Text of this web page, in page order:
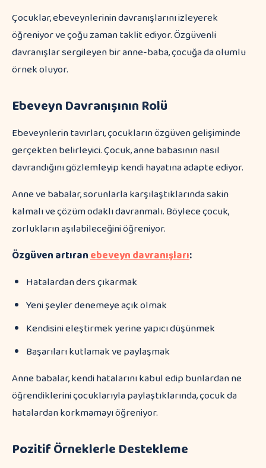
Çocuklar, ebeveynlerinin davranışlarını izleyerek
öğreniyor ve çoğu zaman taklit ediyor. Özgüvenli
davranışlar sergileyen bir anne-baba, çocuğa da olumlu
örnek oluyor.
Ebeveyn Davranışının Rolü
Ebeveynlerin tavırları, çocukların özgüven gelişiminde
gerçekten belirleyici. Çocuk, anne babasının nasıl
davrandığını gözlemleyip kendi hayatına adapte ediyor.
Anne ve babalar, sorunlarla karşılaştıklarında sakin
kalmalı ve çözüm odaklı davranmalı. Böylece çocuk,
zorlukların aşılabileceğini öğreniyor.
Özgüven artıranebeveyn davranışları:
Hatalardan ders çıkarmak
Yeni şeyler denemeye açık olmak
Kendisini eleştirmek yerine yapıcı düşünmek
Başarıları kutlamak ve paylaşmak
Anne babalar, kendi hatalarını kabul edip bunlardan ne
öğrendiklerini çocuklarıyla paylaştıklarında, çocuk da
hatalardan korkmamayı öğreniyor.
Pozitif Örneklerle Destekleme